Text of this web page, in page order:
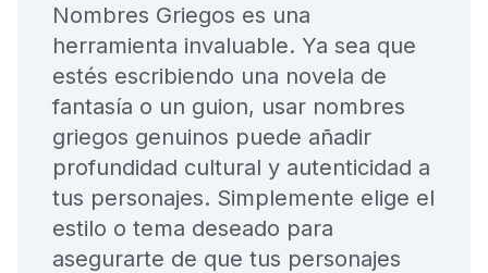
Nombres Griegos es una
herramienta invaluable. Ya sea que
estés escribiendo una novela de
fantasía o un guion, usar nombres
griegos genuinos puede añadir
profundidad cultural y autenticidad a
tus personajes. Simplemente elige el
estilo o tema deseado para
asegurarte de que tus personajes